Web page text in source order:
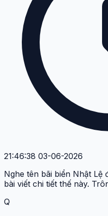
21:46:38 03-06-2026
Nghe tên bãi biển Nhật Lệ
bài viết chi tiết thế này.
Q